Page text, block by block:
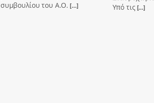
συμβουλίου του Α.Ο. […]
Υπό τις[…]